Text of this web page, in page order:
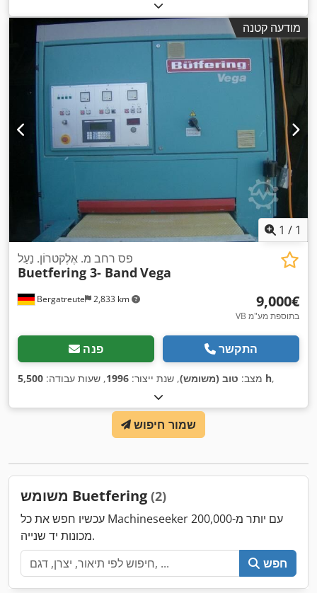
מודעה קטנה
1 / 1
Bergatreute 2,833 km
פס רחב מ. אֶלֶקטרוֹן. נַעַל
Buetfering 3- Band Vega
‏9,000 ‏€
VB בתוספת מע"מ
פנה התקשר
מצב: טוב (משומש), שנת ייצור: 1996, שעות עבודה: 5,500 h,
שמור חיפוש
משומש Buetfering (2)
עכשיו חפש את כל Machineseeker עם יותר מ-200,000
מכונות יד שנייה.
חפש